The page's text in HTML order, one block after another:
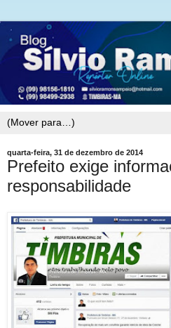
quarta-feira, 31 de dezembro de 2014
Prefeito exige
responsabilidade